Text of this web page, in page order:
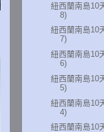
紐西蘭南島10
8)
紐西蘭南島10
7)
紐西蘭南島10
6)
紐西蘭南島10
5)
紐西蘭南島10
4)
紐西蘭南島10